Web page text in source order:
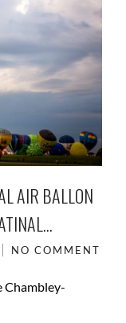
AIR BALLON
NO COMMENT
Chambley-